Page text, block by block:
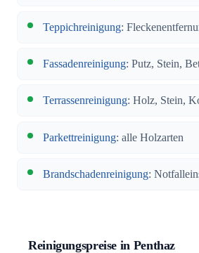
Teppichreinigung:
Fassadenreinigung: Putz, Stein,
Terrassenreinigung: Holz, Stein,
Parkettreinigung: alle Holzarten
Brandschadenreinigung:
Reinigungspreise in Penthaz